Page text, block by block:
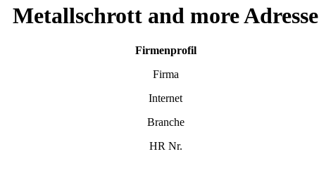
Metallschrott and more Adresse
Firmenprofil
Firma
Internet
Branche
HR Nr.